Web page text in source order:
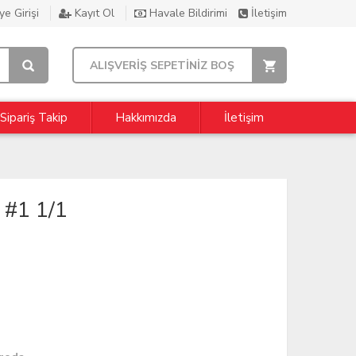
Girişi Kayıt Ol Havale Bildirimi İletişim
ALIŞVERİŞ SEPETİNİZ BOŞ
Sipariş Takip Hakkımızda İletişim
#1 1/1